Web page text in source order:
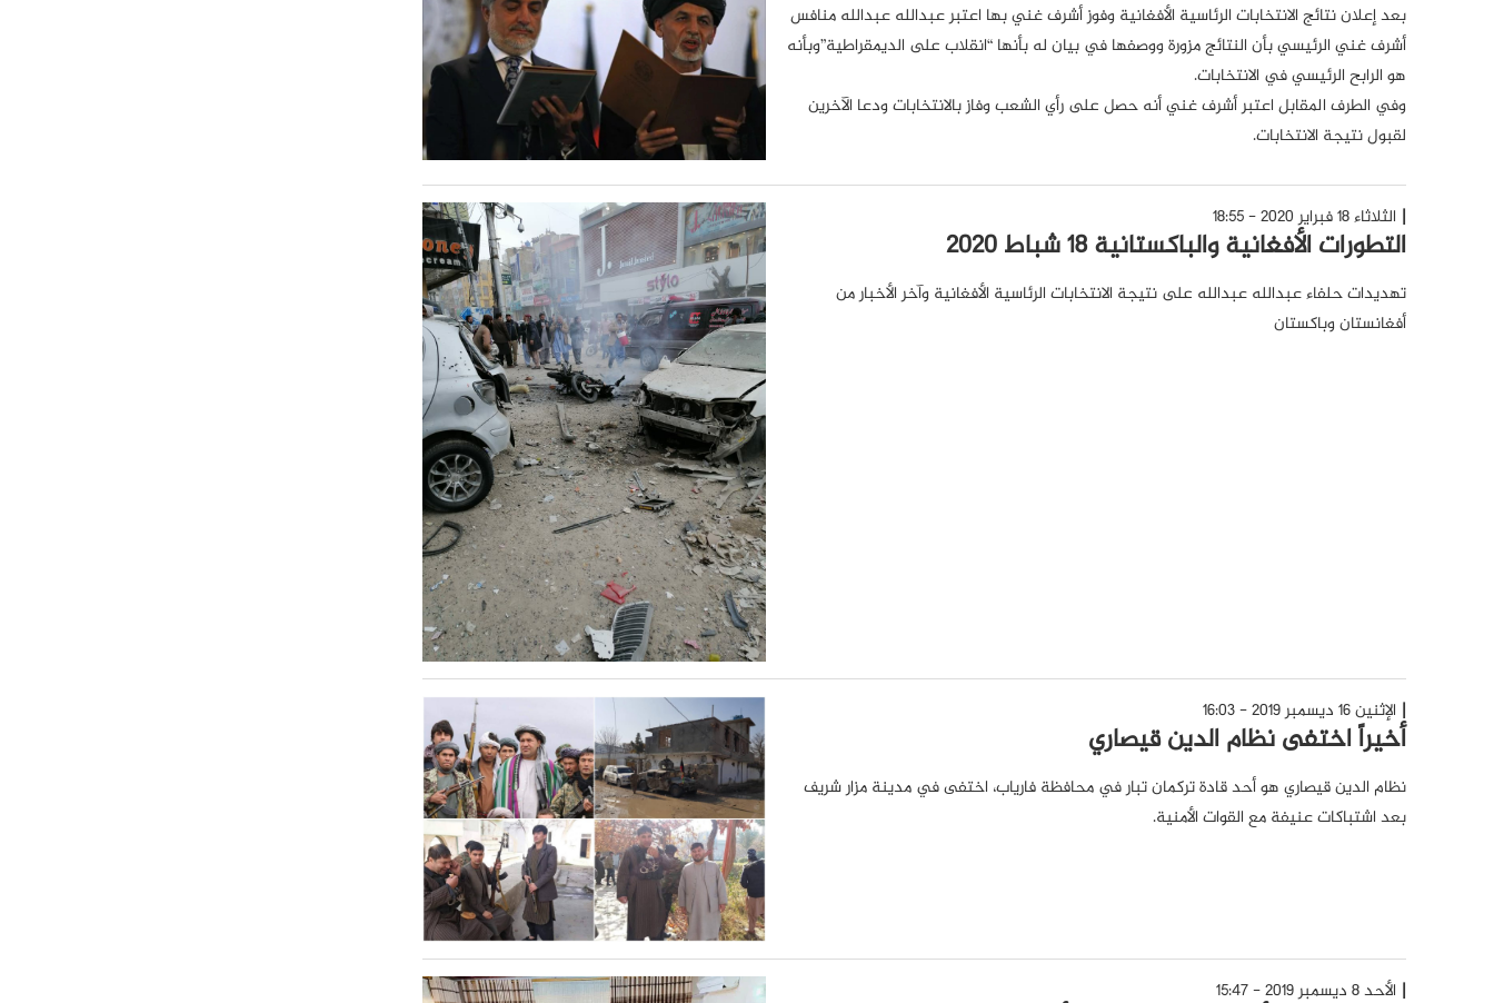
بعد إعلان نتائج الانتخابات الرئاسية الأفغانية وفوز أشرف غني بها اعتبر عبدالله عبدالله منافس
أشرف غني الرئيسي بأن النتائج مزورة ووصفها في بيان له بأنها “انقلاب على الديمقراطية”وبأنه
هو الرابح الرئيسي في الانتخابات.
وفي الطرف المقابل اعتبر أشرف غني أنه حصل على رأي الشعب وفاز بالانتخابات ودعا الآخرين
لقبول نتيجة الانتخابات.
الثلاثاء 18 فبراير 2020 - 18:55
التطورات الأفغانية والباكستانية 18 شباط 2020
تهديدات حلفاء عبدالله عبدالله على نتيجة الانتخابات الرئاسية الأفغانية وآخر الأخبار من
أفغانستان وباكستان
الإثنين 16 ديسمبر 2019 - 16:03
أخيراً اختفى نظام الدين قيصاري
نظام الدين قيصاري هو أحد قادة تركمان تبار في محافظة فارياب، اختفى في مدينة مزار شريف
بعد اشتباكات عنيفة مع القوات الأمنية.
الأحد 8 ديسمبر 2019 - 15:47